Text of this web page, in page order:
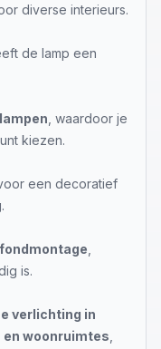
diverse interieurs.
de lamp een
, waardoor je
kiezen.
een decoratief
is.
verlichting in
en woonruimtes